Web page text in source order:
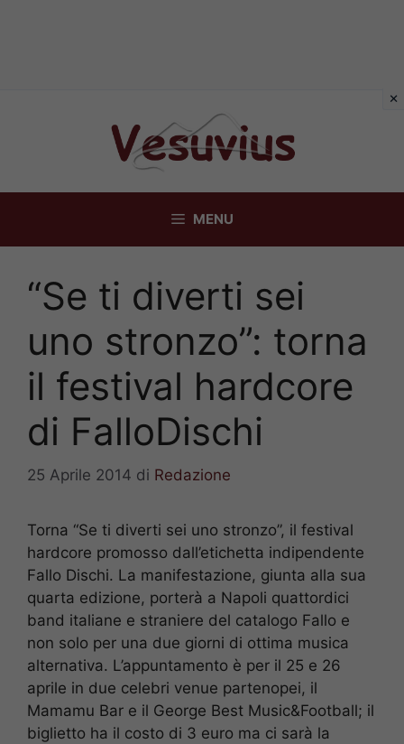
MENU
“Se ti diverti sei
uno stronzo”: torna
il festival hardcore
di FalloDischi
25 Aprile 2014 di Redazione
Torna “Se ti diverti sei uno stronzo”, il festival
hardcore promosso dall’etichetta indipendente
Fallo Dischi. La manifestazione, giunta alla sua
quarta edizione, porterà a Napoli quattordici
band italiane e straniere del catalogo Fallo e
non solo per una due giorni di ottima musica
alternativa. L’appuntamento è per il 25 e 26
aprile in due celebri venue partenopei, il
Mamamu Bar e il George Best Music&Football; il
biglietto ha il costo di 3 euro ma ci sarà la